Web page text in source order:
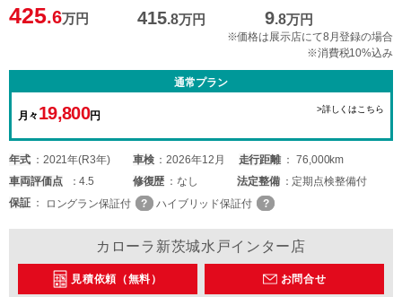
425.6万円 415.8万円 9.8万円
※価格は展示店にて8月登録の場合
※消費税10%込み
通常プラン
月々 19,800円
>詳しくはこちら
年式 2021年(R3年) 車検 2026年12月 走行距離
76,000km
車両評価点 4.5 修復歴 なし 法定整備
定期点検整備付
保証
ロングラン保証付 ハイブリッド保証付
カローラ新茨城水戸インター店
見積依頼（無料） お問合せ